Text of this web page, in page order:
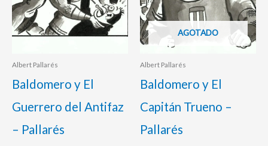
Albert Pallarés
Baldomero y El
Guerrero del Antifaz
– Pallarés
AGOTADO
Albert Pallarés
Baldomero y El
Capitán Trueno –
Pallarés